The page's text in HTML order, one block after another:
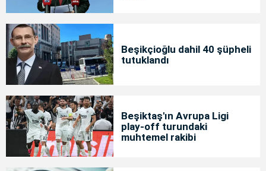
Beşikçioğlu dahil 40 şüpheli
tutuklandı
Beşiktaş'ın Avrupa Ligi
play-off turundaki
muhtemel rakibi